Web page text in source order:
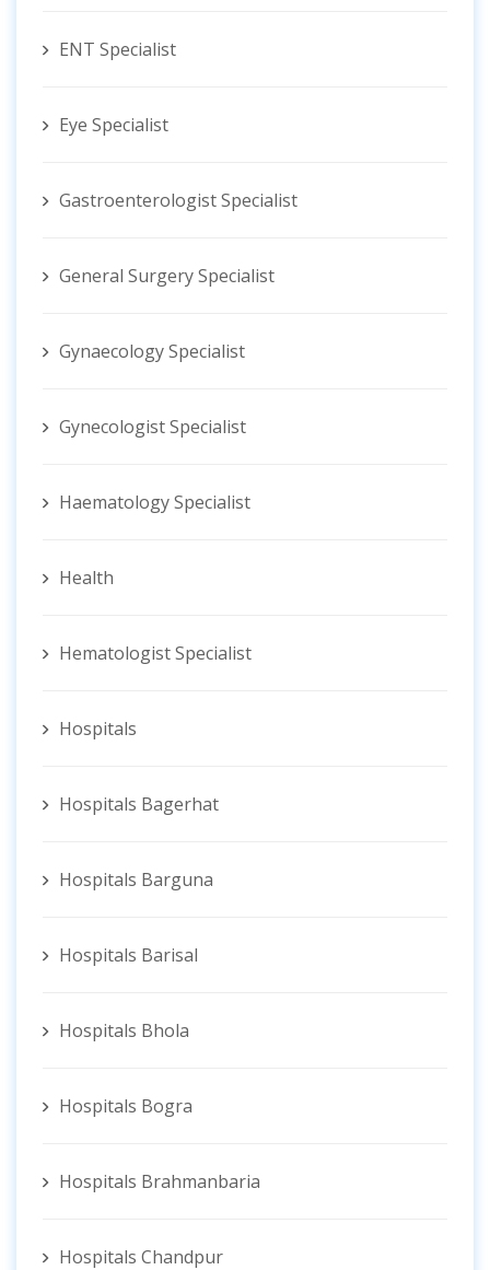
ENT Specialist
Eye Specialist
Gastroenterologist Specialist
General Surgery Specialist
Gynaecology Specialist
Gynecologist ‍Specialist
Haematology Specialist
Health
Hematologist ‍Specialist
Hospitals
Hospitals Bagerhat
Hospitals Barguna
Hospitals Barisal
Hospitals Bhola
Hospitals Bogra
Hospitals Brahmanbaria
Hospitals Chandpur